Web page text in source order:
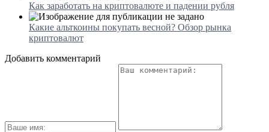
Как заработать на криптовалюте и падении рубля
Какие альткоины покупать весной? Обзор рынка
криптовалют
Добавить комментарий